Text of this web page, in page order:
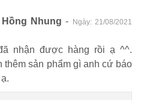
Nhung - Ngày: 21/08/2021
nhận được hàng rồi ạ ^^.
thêm sản phẩm gì anh cứ báo